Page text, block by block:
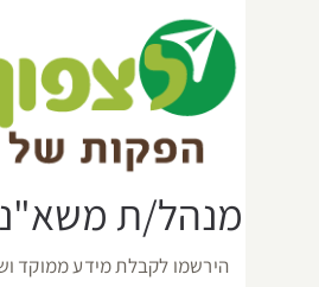
מנהל/ת משא"נ
הירשמו לקבלת מידע ממוקד